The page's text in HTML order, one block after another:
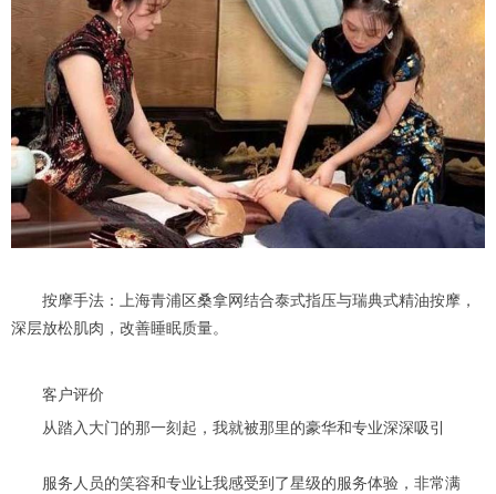
按摩手法：上海青浦区桑拿网结合泰式指压与瑞典式精油按摩，
深层放松肌肉，改善睡眠质量。
客户评价
从踏入大门的那一刻起，我就被那里的豪华和专业深深吸引
服务人员的笑容和专业让我感受到了星级的服务体验，非常满